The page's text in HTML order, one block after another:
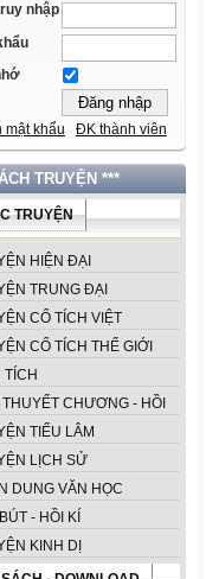
nhập
mật khẩu ĐK thành viên
TRUYỆN ***
TRUYỆN
HIỆN ĐẠI
TRUNG ĐẠI
CỔ TÍCH VIỆT
CỔ TÍCH THẾ GIỚI
CHƯƠNG - HỒI
TIẾU LÂM
LỊCH SỬ
DUNG VĂN HỌC
- HỒI KÍ
KINH DỊ